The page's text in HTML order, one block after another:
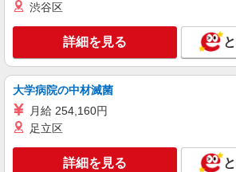
キープ
アルバイト パート 派遣社員 紹介予定派遣
日研トータルソーシング株式会社 メディカル
ス
未経験・無資格OKの介
時給1,400円〜1,600円
り） ※給与幅は経験・能
渋谷区
詳細を見る
大学病院の中材滅菌
月給 254,160円
足立区
詳細を見る